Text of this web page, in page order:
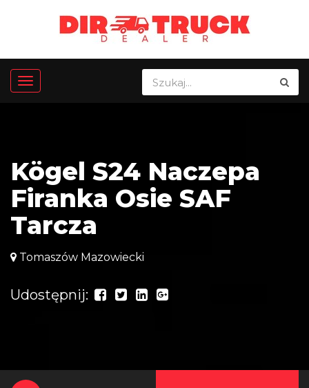
Kögel S24 Naczepa
Firanka Osie SAF
Tarcza
Tomaszów Mazowiecki
Udostępnij: